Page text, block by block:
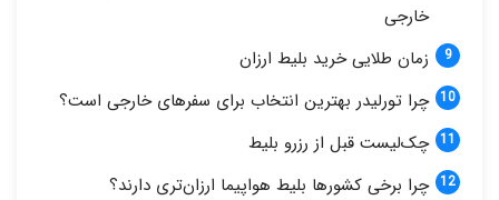
خارجی
زمان طلایی خرید بلیط ارزان
چرا تورلیدر بهترین انتخاب برای سفرهای خارجی است؟
چک‌لیست قبل از رزرو بلیط
چرا برخی کشورها بلیط هواپیما ارزان‌تری دارند؟